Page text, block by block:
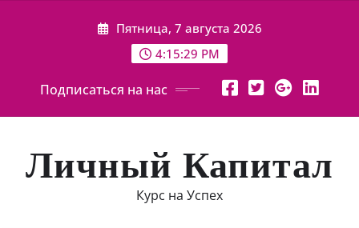
Пятница, 7 августа 2026
4:15:30 PM
Подписаться на нас
Личный Капитал
Курс на Успех